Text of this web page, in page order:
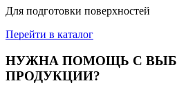
Для подготовки поверхностей
Перейти в каталог
НУЖНА ПОМОЩЬ С
ПРОДУКЦИИ?